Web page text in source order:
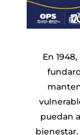
En
puedan
bienestar.